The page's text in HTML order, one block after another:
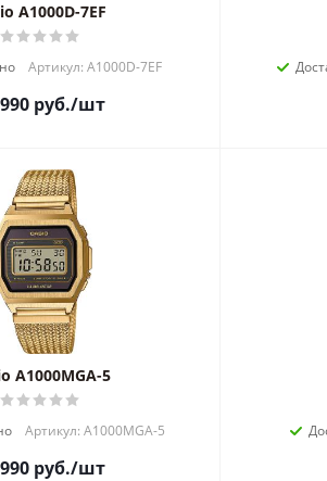
A1000D-7EF
Артикул: A1000D-7EF
руб./шт
A1000MGA-5
Артикул: A1000MGA-5
руб./шт